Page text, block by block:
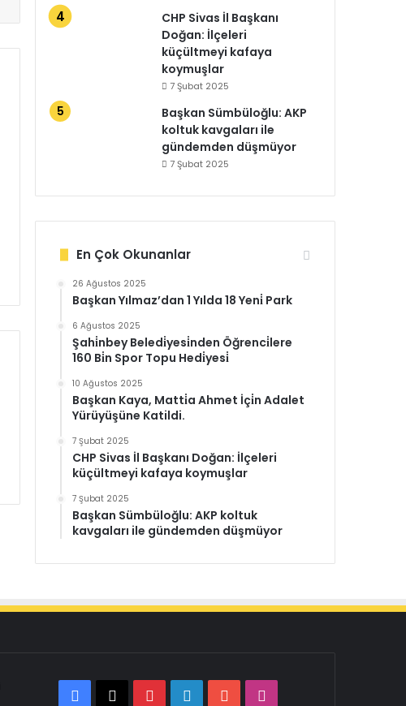
CHP Sivas İl Başkanı
Doğan: İlçeleri
küçültmeyi kafaya
koymuşlar
7 Şubat 2025
Başkan Sümbüloğlu: AKP
koltuk kavgaları ile
gündemden düşmüyor
7 Şubat 2025
En Çok Okunanlar
26 Ağustos 2025
Başkan Yılmaz’dan 1 Yılda 18 Yeni̇ Park
6 Ağustos 2025
Şahi̇nbey Beledi̇yesi̇nden Öğrenci̇lere
160 Bi̇n Spor Topu Hedi̇yesi̇
10 Ağustos 2025
Başkan Kaya, Matti̇a Ahmet İçi̇n Adalet
Yürüyüşüne Katildi.
7 Şubat 2025
CHP Sivas İl Başkanı Doğan: İlçeleri
küçültmeyi kafaya koymuşlar
7 Şubat 2025
Başkan Sümbüloğlu: AKP koltuk
kavgaları ile gündemden düşmüyor
Facebook
X PinterestLinkedInYouTube